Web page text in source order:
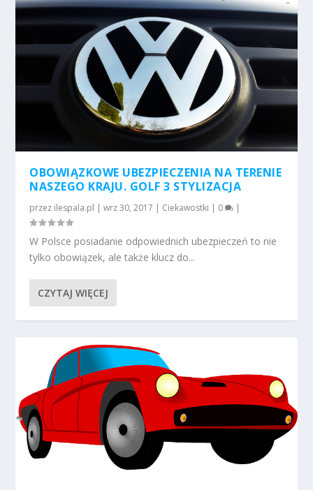
OBOWIĄZKOWE UBEZPIECZENIA NA TERENIE
NASZEGO KRAJU. GOLF 3 STYLIZACJA
przez ilespala.pl |wrz 30, 2017 | Ciekawostki | 0 |
W Polsce posiadanie odpowiednich ubezpieczeń to nie
tylko obowiązek, ale także klucz do...
CZYTAJ WIĘCEJ